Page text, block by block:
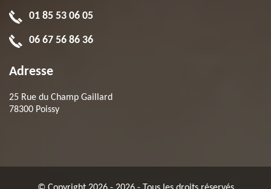
01 85 53 06 05
06 67 56 86 36
Adresse
25 Rue du Champ Gaillard
78300 Poissy